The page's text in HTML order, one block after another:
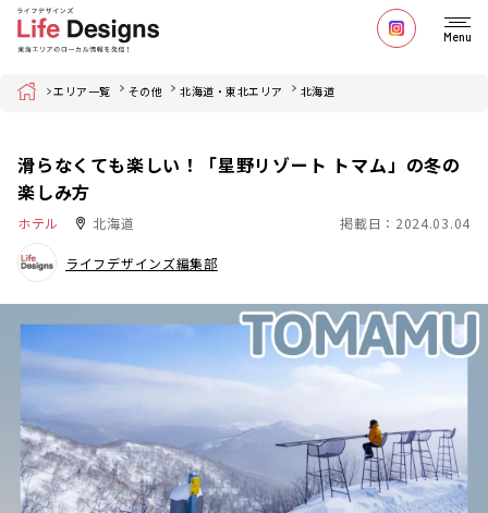
Menu
Home エリア一覧 その他 北海道・東北エリア 北海道
滑らなくても楽しい！「星野リゾート トマム」の冬の
楽しみ方
ホテル 北海道 掲載日：2024.03.04
ライフデザインズ編集部